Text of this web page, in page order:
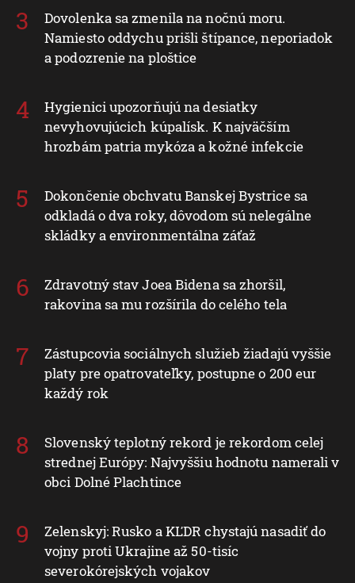
Dovolenka sa zmenila na nočnú moru.
Namiesto oddychu prišli štípance, neporiadok
a podozrenie na ploštice
Hygienici upozorňujú na desiatky
nevyhovujúcich kúpalísk. K najväčším
hrozbám patria mykóza a kožné infekcie
Dokončenie obchvatu Banskej Bystrice sa
odkladá o dva roky, dôvodom sú nelegálne
skládky a environmentálna záťaž
Zdravotný stav Joea Bidena sa zhoršil,
rakovina sa mu rozšírila do celého tela
Zástupcovia sociálnych služieb žiadajú vyššie
platy pre opatrovateľky, postupne o 200 eur
každý rok
Slovenský teplotný rekord je rekordom celej
strednej Európy: Najvyššiu hodnotu namerali v
obci Dolné Plachtince
Zelenskyj: Rusko a KĽDR chystajú nasadiť do
vojny proti Ukrajine až 50-tisíc
severokórejských vojakov